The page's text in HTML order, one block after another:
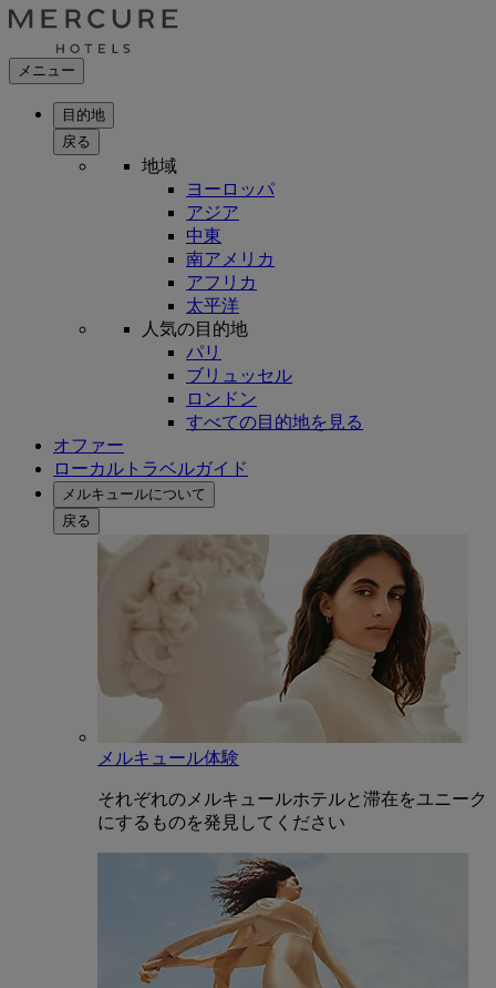
メニュー
目的地
戻る
地域
ヨーロッパ
アジア
中東
南アメリカ
アフリカ
太平洋
人気の目的地
パリ
ブリュッセル
ロンドン
すべての目的地を見る
オファー
ローカルトラベルガイド
メルキュールについて
戻る
メルキュール体験
それぞれのメルキュールホテルと滞在をユニーク
にするものを発見してください